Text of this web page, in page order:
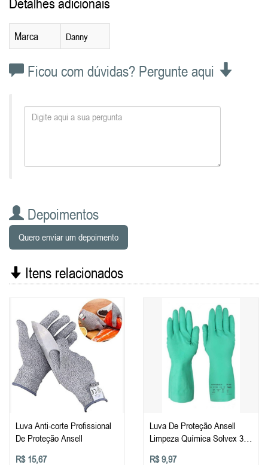
Detalhes adicionais
Marca Danny
Ficou com dúvidas? Pergunte aqui
Depoimentos
Quero enviar um depoimento
Itens relacionados
Luva Anti-corte Profissional
De Proteção Ansell
R$ 15,67
Luva De Proteção Ansell
Limpeza Química Solvex 37-
R$ 9,97